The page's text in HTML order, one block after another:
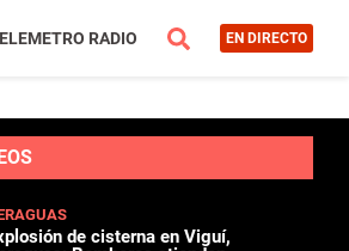
RADIO EN DIRECTO
de cisterna en Viguí,